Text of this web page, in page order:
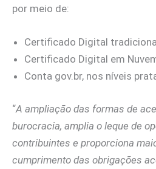
por meio de:
Certificado Digital
Certificado Digital em
Conta gov.br, nos níveis
“A ampliação das formas de
burocracia, amplia o leque de
contribuintes e proporciona
cumprimento das obrigações